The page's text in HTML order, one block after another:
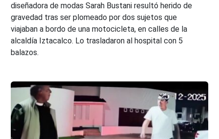
diseñadora de modas Sarah Bustani resultó herido de
gravedad tras ser plomeado por dos sujetos que
viajaban a bordo de una motocicleta, en calles de la
alcaldía Iztacalco. Lo trasladaron al hospital con 5
balazos.